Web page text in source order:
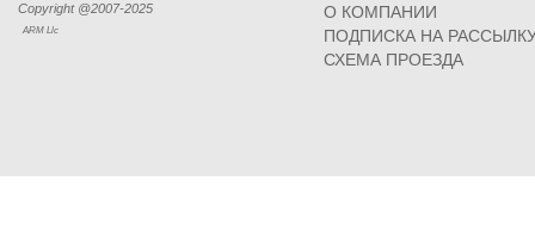
Copyright @2007-2025
ARM Llc
О КОМПАНИИ
ПОДПИСКА НА
СХЕМА ПРОЕЗДА